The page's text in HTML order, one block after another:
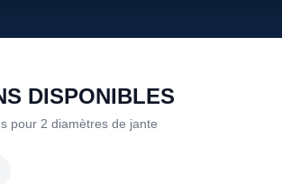
DISPONIBLES
pour 2 diamètres de jante